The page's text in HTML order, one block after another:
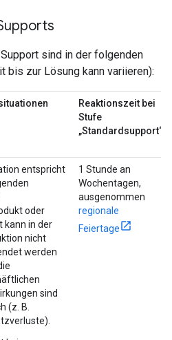
sind in der folgenden
bis zur Lösung kann variieren):
Reaktionszeit bei
Stufe
„Standardsupport“
entspricht
oder
kann in der
nicht
werden
sind
(z. B.
1 Stunde an
Wochentagen,
ausgenommen
regionale
Feiertage